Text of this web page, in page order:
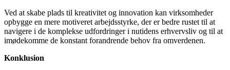
Ved at skabe plads til kreativitet og innovation kan virksomheder
opbygge en mere motiveret arbejdsstyrke, der er bedre rustet til at
navigere i de komplekse udfordringer i nutidens erhvervsliv og til at
imødekomme de konstant forandrende behov fra omverdenen.
Konklusion